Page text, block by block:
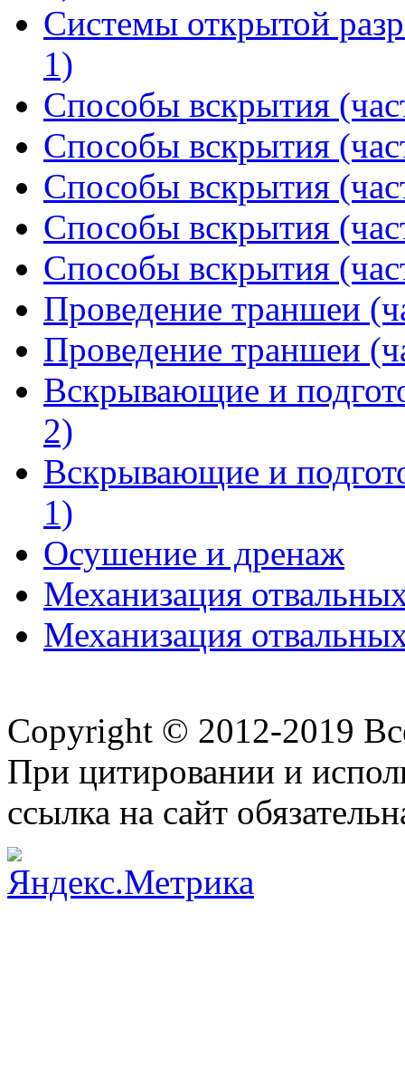
Системы открытой
1)
Способы вскрытия
Способы вскрытия
Способы вскрытия
Способы вскрытия
Способы вскрытия
Проведение траншеи
Проведение траншеи
Вскрывающие и
2)
Вскрывающие и
1)
Осушение и дренаж
Механизация
Механизация
Copyright © 2012-2019
При цитировании и
ссылка на сайт